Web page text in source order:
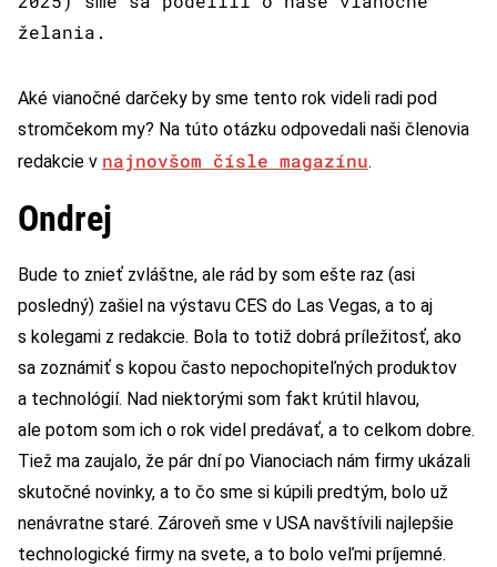
želania.
Aké vianočné darčeky by sme tento rok videli radi pod
stromčekom my? Na túto otázku odpovedali naši členovia
redakcie v najnovšom čísle magazínu.
Ondrej
Bude to znieť zvláštne, ale rád by som ešte raz (asi
posledný) zašiel na výstavu CES do Las Vegas, a to aj
s kolegami z redakcie. Bola to totiž dobrá príležitosť, ako
sa zoznámiť s kopou často nepochopiteľných produktov
a technológií. Nad niektorými som fakt krútil hlavou,
ale potom som ich o rok videl predávať, a to celkom dobre.
Tiež ma zaujalo, že pár dní po Vianociach nám firmy ukázali
skutočné novinky, a to čo sme si kúpili predtým, bolo už
nenávratne staré. Zároveň sme v USA navštívili najlepšie
technologické firmy na svete, a to bolo veľmi príjemné.